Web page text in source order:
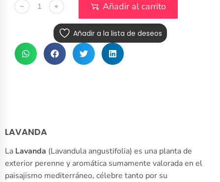
﹣ ﹢ Añadir al carrito
Añadir a la lista de deseos
LAVANDA
La Lavanda (Lavandula angustifolia) es una planta de
exterior perenne y aromática sumamente valorada en el
paisajismo mediterráneo, célebre tanto por su